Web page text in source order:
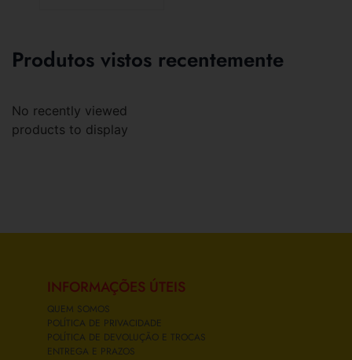
Produtos vistos recentemente
No recently viewed
products to display
INFORMAÇÕES ÚTEIS
QUEM SOMOS
POLÍTICA DE PRIVACIDADE
POLÍTICA DE DEVOLUÇÃO E TROCAS
ENTREGA E PRAZOS